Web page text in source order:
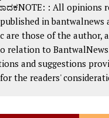
: All opinions
in bantwalnews
are those of the author,
relation to
and suggestions
the readers'